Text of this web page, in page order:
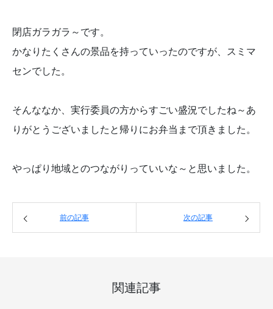
閉店ガラガラ～です。
かなりたくさんの景品を持っていったのですが、スミマ
センでした。
そんななか、実行委員の方からすごい盛況でしたね～あ
りがとうございましたと帰りにお弁当まで頂きました。
やっぱり地域とのつながりっていいな～と思いました。
前の記事 次の記事
関連記事